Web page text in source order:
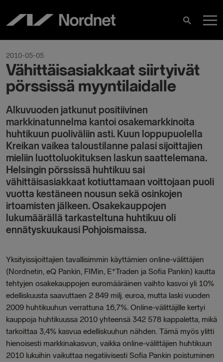
content
Search
2010-05-05
Vähittäisasiakkaat siirtyivät
pörssissä myyntilaidalle
Alkuvuoden jatkunut positiivinen
markkinatunnelma kantoi osakemarkkinoita
huhtikuun puoliväliin asti. Kuun loppupuolella
Kreikan vaikea taloustilanne palasi sijoittajien
mieliin luottoluokituksen laskun saattelemana.
Helsingin pörssissä huhtikuu sai
vähittäisasiakkaat kotiuttamaan voittojaan puoli
vuotta kestäneen nousun sekä osinkojen
irtoamisten jälkeen. Osakekauppojen
lukumäärällä tarkasteltuna huhtikuu oli
ennätyskuukausi Pohjoismaissa.
Yksityissijoittajien tavallisimmin käyttämien online-välittäjien
(Nordnetin, eQ Pankin, FIMin, E*Traden ja Sofia Pankin) kautta
tehtyjen osakekauppojen euromääräinen vaihto kasvoi yli 10%
edelliskuusta saavuttaen 2 849 milj. euroa, mutta laski vuoden
2009 huhtikuuhun verrattuna 16,7%. Online-välittäjille kertyi
kauppoja huhtikuussa 2010 yhteensä 342 578 kappaletta, mikä
tarkoittaa 3,4% kasvua edelliskuuhun nähden. Tämä myös ylitti
hienoisesti markkinakasvun, vaikka online-välittäjien huhtikuun
2010 lukuihin vaikuttaa negatiivisesti Sofia Pankin poistuminen